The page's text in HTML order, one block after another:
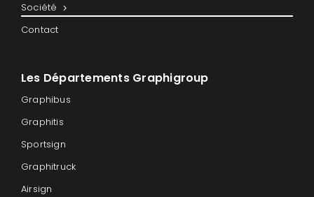
Société
Contact
Les Départements Graphigroup
Graphibus
Graphitis
Sportsign
Graphitruck
Airsign